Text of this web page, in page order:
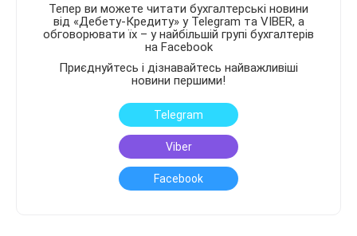
Тепер ви можете читати бухгалтерські новини
від «Дебету-Кредиту» у Telegram та VIBER, а
обговорювати їх – у найбільшій групі бухгалтерів
на Facebook
Приєднуйтесь і дізнавайтесь найважливіші
новини першими!
Telegram
Viber
Facebook